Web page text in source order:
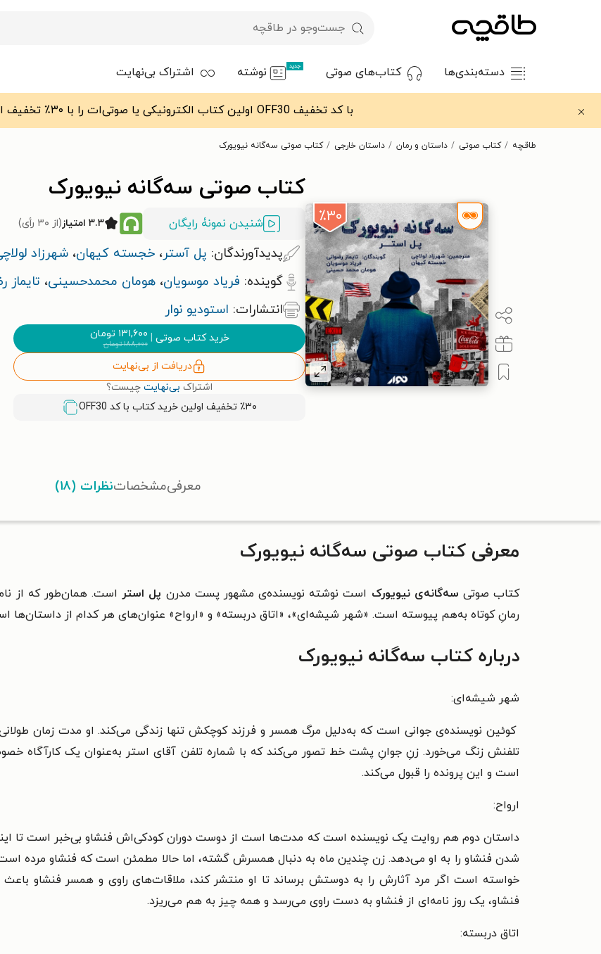
دسته‌بندی‌ها کتاب‌های صوتی جدید نوشته اشتراک بی‌نهایت
با کد تخفیف OFF30 اولین کتاب الکترونیکی یا صوتی‌ات را با ۳۰٪ تخفیف از طاقچه دریافت کن.
طاقچه کتاب صوتی داستان و رمان داستان خارجی کتاب صوتی سه‌گانه نیویورک
٪۳۰
کتاب صوتی سه‌گانه نیویورک
شنیدن نمونۀ رایگان ۳.۳ امتیاز (از ۳۰ رأی)
پدیدآورندگان: پل آستر، خجسته کیهان، شهرزاد
گوینده: فریاد موسویان، هومان محمدحسینی، تایماز
انتشارات: استودیو نوار
خرید کتاب صوتی | ۱۳۱,۶۰۰ تومان
۱۸۸,۰۰۰تومان
دریافت از بی‌نهایت
اشتراک بی‌نهایت چیست؟
٪۳۰ تخفیف اولین خرید کتاب با کد
OFF30
معرفیمشخصاتنظرات (۱۸)
معرفی کتاب صوتی سه‌گانه نیویورک
کتاب صوتی سه‌گانه‌ی نیویورک است نوشته نویسنده‌ی مشهور پست مدرن پل استر است. همان‌طور که از
رمانِ کوتاه به‌هم پیوسته است. «شهر شیشه‌ای»، «اتاق دربسته» و «ارواح» عنوان‌های هر کدام از داستان‌ها
درباره کتاب سه‌گانه نیویورک
شهر شیشه‌ای:
کوئین نویسنده‌ی جوانی است که به‌دلیل مرگ همسر و فرزند کوچکش تنها زندگی می‌کند. او مدت‌ زمان
تلفنش زنگ می‌خورد. زنِ جوانِ پشت خط تصور می‌کند که با شماره تلفن آقای استر به‌عنوان یک کارآگاه
است و این پرونده را قبول می‌کند.
ارواح:
داستان دوم هم روایت یک نویسنده است که مدت‌ها است از دوست دوران کودکی‌اش فنشاو بی‌خبر است تا
شدن فنشاو را به او می‌دهد. زن چندین ماه به دنبال همسرش گشته، اما حالا مطمئن است که فنشاو مرده
خواسته است اگر مرد آثارش را به دوستش برساند تا او منتشر کند، ملاقات‌های راوی و همسر فنشاو
فنشاو، یک روز نامه‌ای از فنشاو به دست راوی می‌رسد و همه چیز به هم می‌ریزد.
اتاق دربسته: